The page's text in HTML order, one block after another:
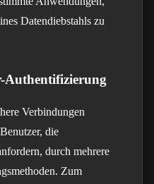
Datendiebstahls zu
Authentifizierung
Verbindungen
die
durch mehrere
Zum